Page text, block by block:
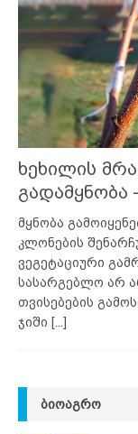
ხეხილის
გადამყნობა
მყნობა
კლონების
ვეგეტაციური
სასარგებლო არ
თვისებების
ჯიში [...]
ᲑᲘᲝᲐᲒᲠᲝ